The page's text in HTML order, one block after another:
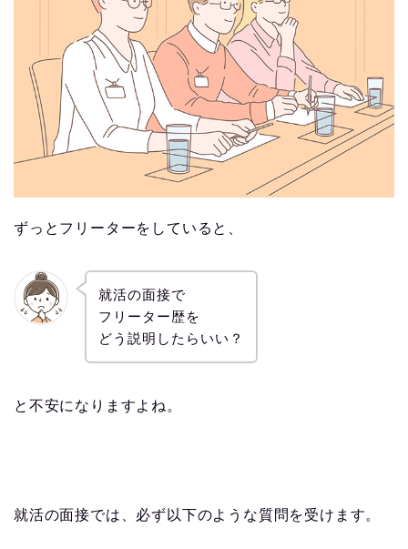
ずっとフリーターをしていると、
就活の面接で
フリーター歴を
どう説明したらいい？
と不安になりますよね。
就活の面接では、必ず以下のような質問を受けます。